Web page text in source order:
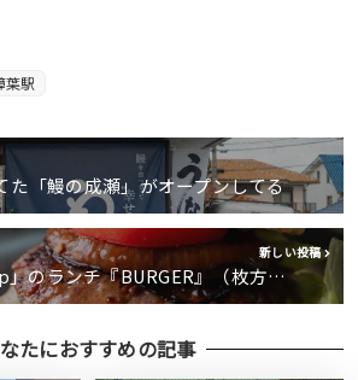
葉駅
た「鰻の成瀬」がオープンしてる
新しい投稿
」のランチ『BURGER』（枚方…
たにおすすめの記事